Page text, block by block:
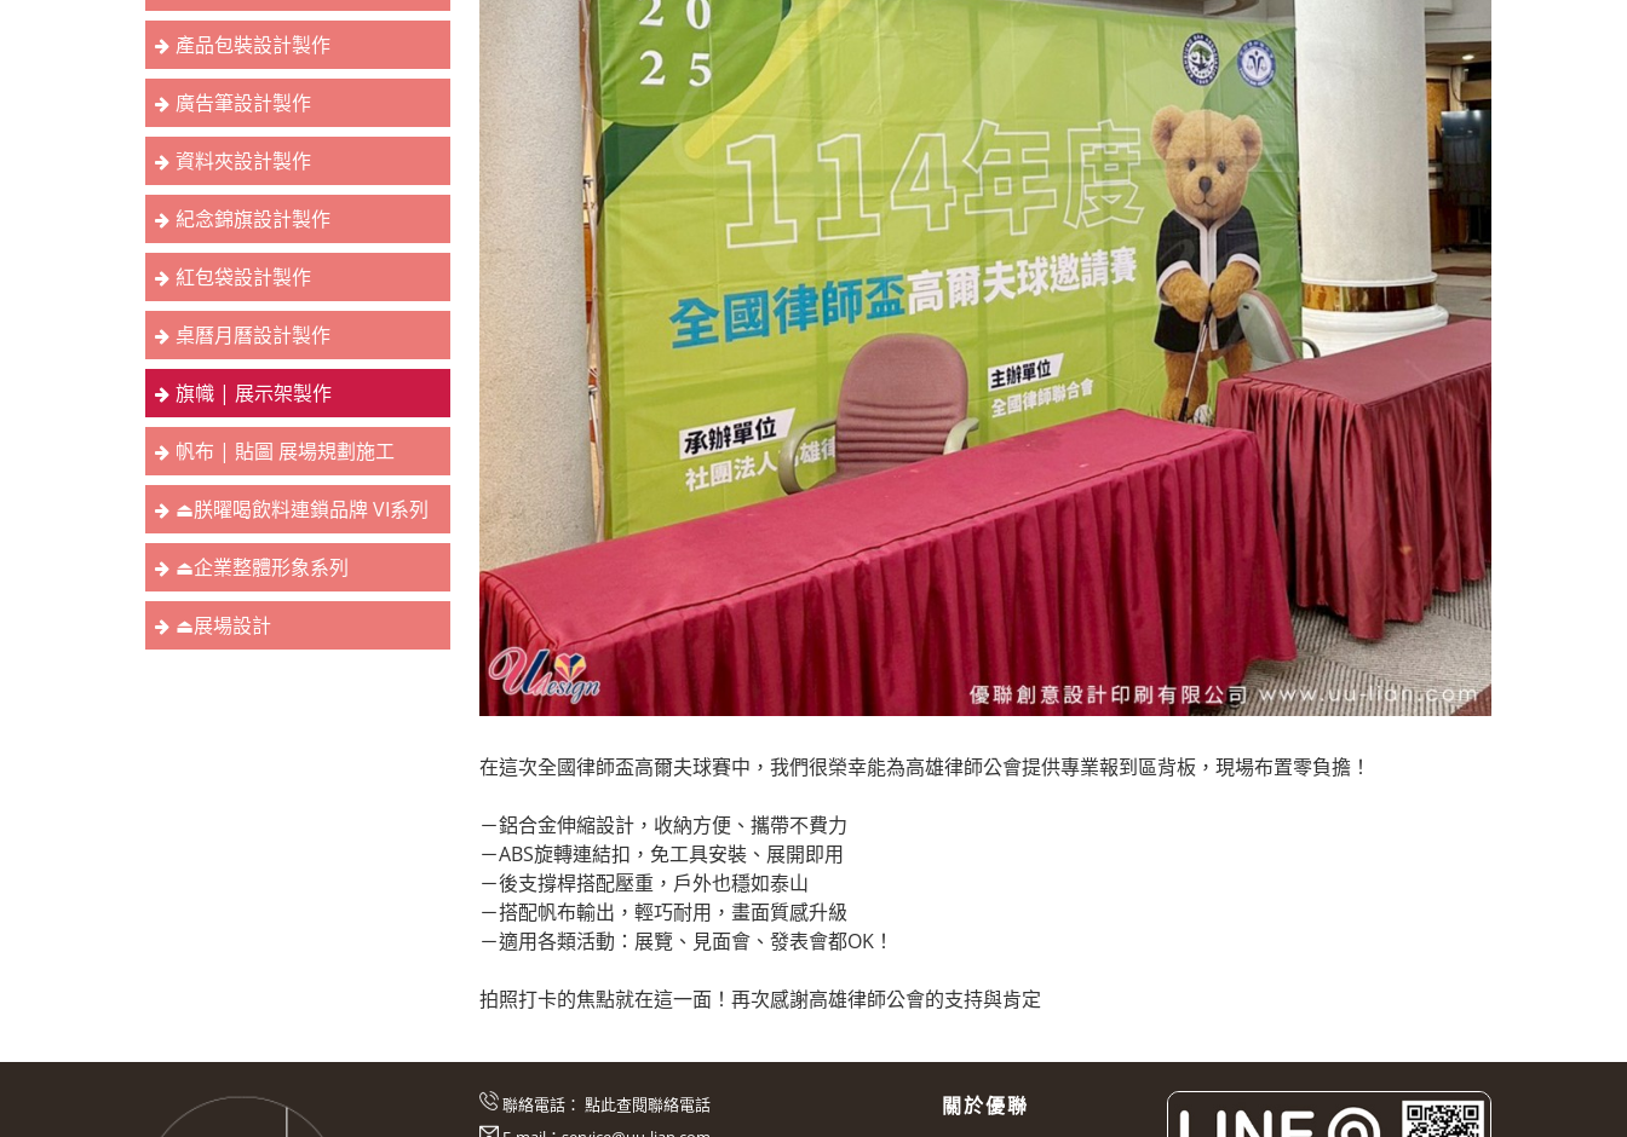
產品包裝設計製作
廣告筆設計製作
資料夾設計製作
紀念錦旗設計製作
紅包袋設計製作
桌曆月曆設計製作
旗幟 | 展示架製作
帆布 | 貼圖 展場規劃施工
⏏︎朕曜喝飲料連鎖品牌 VI系列
⏏︎企業整體形象系列
⏏︎展場設計
在這次全國律師盃高爾夫球賽中，我們很榮幸能為高雄律師公會提供專業報到區背板，現場布置零負擔！
－鋁合金伸縮設計，收納方便、攜帶不費力
－ABS旋轉連結扣，免工具安裝、展開即用
－後支撐桿搭配壓重，戶外也穩如泰山
－搭配帆布輸出，輕巧耐用，畫面質感升級
－適用各類活動：展覽、見面會、發表會都OK！
拍照打卡的焦點就在這一面！再次感謝高雄律師公會的支持與肯定
聯絡電話： 點此查閱聯絡電話
關於優聯